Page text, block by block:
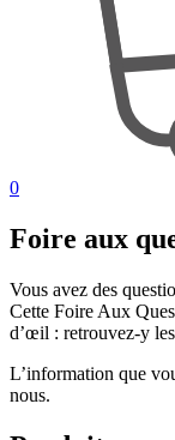
0
Foire aux
Vous avez des
Cette Foire Aux
d’œil : retrouvez-y
L’information que
nous.